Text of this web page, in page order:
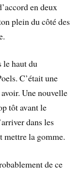
en deux
plein du côté des
le haut du
C’était une
avoir. Une nouvelle
tôt avant le
dans les
mettre la gomme.
de ce